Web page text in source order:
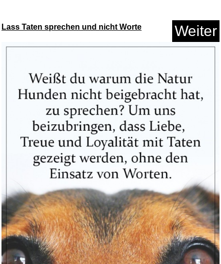
Kneipp Intensiv Arnika Balsam ...
Coca-Cola zero sugar koffeinfr...
Anzeige
Lass Taten sprechen und nicht Worte Weiter